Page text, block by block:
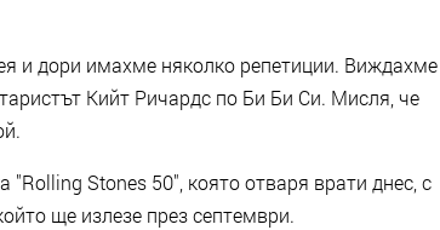
и дори имахме няколко репетиции. Виждахме
Кийт Ричардс по Би Би Си. Мисля, че
Stones 50", която отваря врати днес, с
ще излезе през септември.